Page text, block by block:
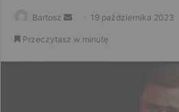
Bartosz
Send 19 października 2023
Przeczytasz w minutę